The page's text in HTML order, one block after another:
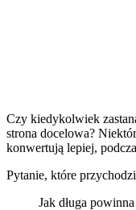
Czy kiedykolwiek
strona docelowa?
konwertują lepiej,
Pytanie, które
Jak długa